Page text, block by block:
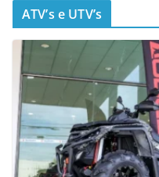
ATV’s e UTV’s